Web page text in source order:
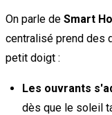
On parle de Smart
centralisé prend des
petit doigt :
Les ouvrants
dès que le soleil